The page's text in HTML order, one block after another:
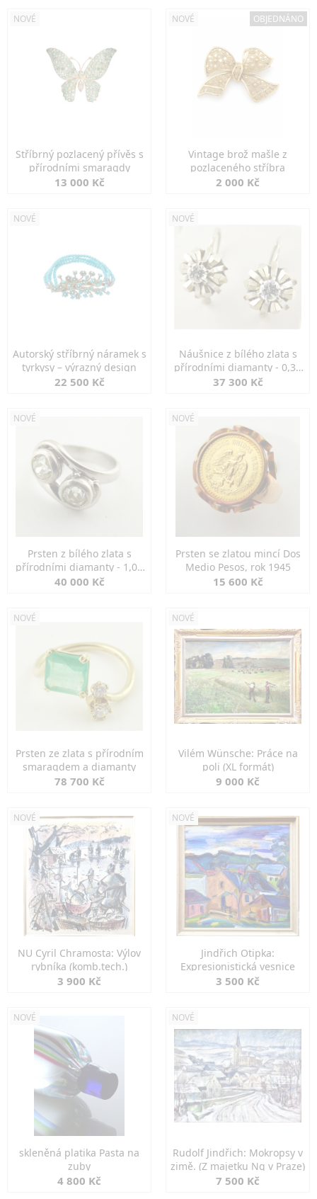
NOVÉ
Stříbrný pozlacený přívěs s
přírodními smaragdy
13 000 Kč
NOVÉ OBJEDNÁNO
Vintage brož mašle z
pozlaceného stříbra
2 000 Kč
NOVÉ
Autorský stříbrný náramek s
tyrkysy – výrazný design
22 500 Kč
NOVÉ
Náušnice z bílého zlata s
přírodními diamanty - 0,30
ct
37 300 Kč
NOVÉ
Prsten z bílého zlata s
přírodními diamanty - 1,00
ct
40 000 Kč
NOVÉ
Prsten se zlatou mincí Dos
Medio Pesos, rok 1945
15 600 Kč
NOVÉ
Prsten ze zlata s přírodním
smaragdem a diamanty
78 700 Kč
NOVÉ
Vilém Wünsche: Práce na
poli (XL formát)
9 000 Kč
NOVÉ
NU Cyril Chramosta: Výlov
rybníka (komb.tech.)
3 900 Kč
NOVÉ
Jindřich Otipka:
Expresionistická vesnice
3 500 Kč
NOVÉ
skleněná platika Pasta na
zuby
4 800 Kč
NOVÉ
Rudolf Jindřich: Mokropsy v
zimě. (Z majetku Ng v Praze)
7 500 Kč